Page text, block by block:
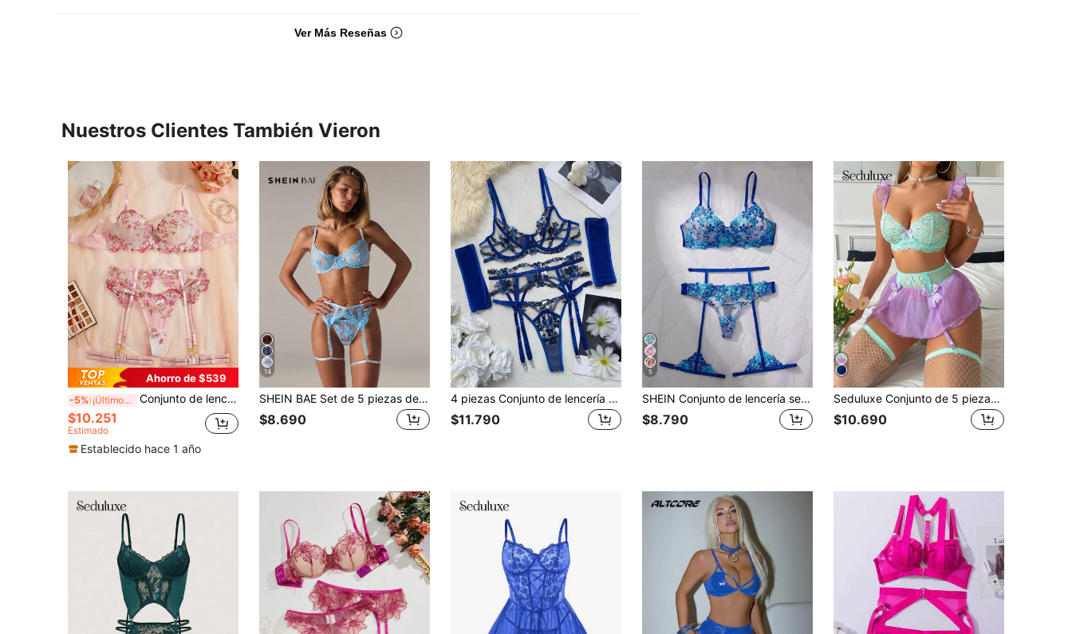
Ver Más Reseñas
Nuestros Clientes También Vieron
Ahorro de $539
-5% ¡Últimos 3 días Conjunto de lencería bordado con flores de 3 piezas (Sujetador + Tanga + Liguero) - Conjunto sexy, incluye sujetador con aros, bragas y liguero. Lencería de estilo floral romántico, que irradia encanto femenino, también es una opción ideal para lencería nupcial. Conjunto del Día de San Valentín/Conjunto de Halloween
$10.251
Estimado
Establecido hace 1 año
14
SHEIN BAE Set de 5 piezas de ropa interior sexy para mujer, estilo minimalista, apta para el verano
$8.690
4 piezas Conjunto de lencería con bordado floral para mujer, sujetador con aros de encaje floral con liguero y tanga, ropa de dormir romántica y sexy
$11.790
5
SHEIN Conjunto de lencería sexy de 3 piezas para mujer, color púrpura claro para salir
$8.790
Seduluxe Conjunto de 5 piezas de falda de tul con parches de encaje y lencería sexy para salir en primavera y verano
$10.690